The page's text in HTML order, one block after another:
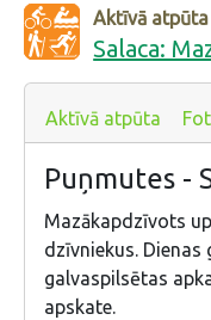
Aktīvā atpūta
Salaca:
Aktīvā atpūta
Puņmutes -
Mazākapdzīvots
dzīvniekus.
galvaspilsētas
apskate.